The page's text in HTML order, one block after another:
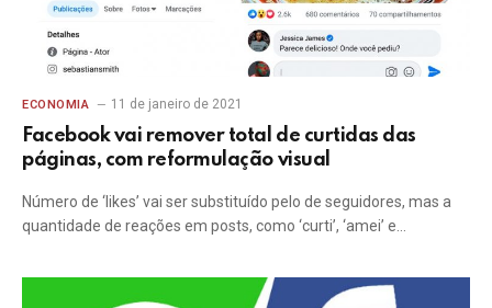
ECONOMIA 11 de janeiro de 2021
Facebook vai remover total de curtidas das
páginas, com reformulação visual
Número de ‘likes’ vai ser substituído pelo de seguidores, mas a
quantidade de reações em posts, como ‘curti’, ‘amei’ e…